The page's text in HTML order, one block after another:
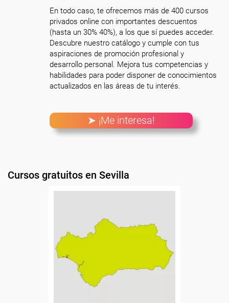
En todo caso, te ofrecemos más de 400 cursos
privados online con importantes descuentos
(hasta un 30% 40%), a los que sí puedes acceder.
Descubre nuestro catálogo y cumple con tus
aspiraciones de promoción profesional y
desarrollo personal. Mejora tus competencias y
habilidades para poder disponer de conocimientos
actualizados en las áreas de tu interés.
➤ ¡Me interesa!
Cursos gratuitos en Sevilla